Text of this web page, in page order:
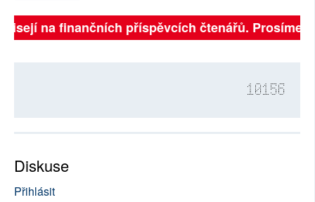
na finančních příspěvcích čtenářů. Prosíme,
10156
Diskuse
Přihlásit